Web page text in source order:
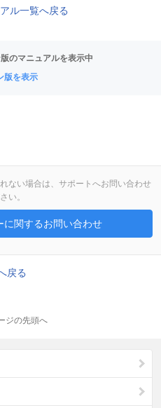
ル一覧へ戻る
のマニュアルを表示中
版を表示
ない場合は、サポートへお問い合わせ
い。
に関するお問い合わせ
戻る
ジの先頭へ